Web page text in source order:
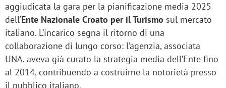
aggiudicata la gara per la pianificazione media 2025
dell’Ente Nazionale Croato per il Turismo sul mercato
italiano. L’incarico segna il ritorno di una
collaborazione di lungo corso: l’agenzia, associata
UNA, aveva già curato la strategia media dell’Ente fino
al 2014, contribuendo a costruirne la notorietà presso
il pubblico italiano.